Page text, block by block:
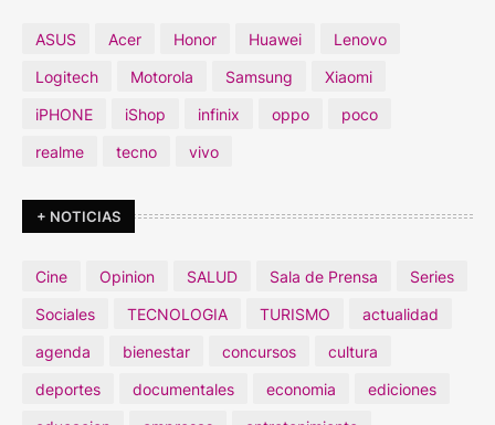
ASUS Acer Honor Huawei
Lenovo
Logitech
Motorola Samsung
Xiaomi
iPHONE
iShop infinix oppo
poco
realme
tecno vivo
+ NOTICIAS
Cine Opinion SALUD Sala de Prensa
Series
Sociales
TECNOLOGIA TURISMO
actualidad
agenda
bienestar concursos
cultura
deportes
documentales economia
ediciones